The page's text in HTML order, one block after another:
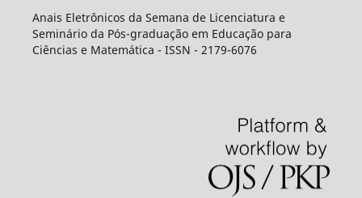
Anais Eletrônicos da Semana de Licenciatura e
Seminário da Pós-graduação em Educação para
Ciências e Matemática - ISSN - 2179-6076